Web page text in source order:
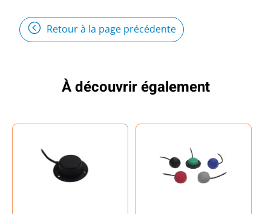
Retour à la page précédente
À découvrir également